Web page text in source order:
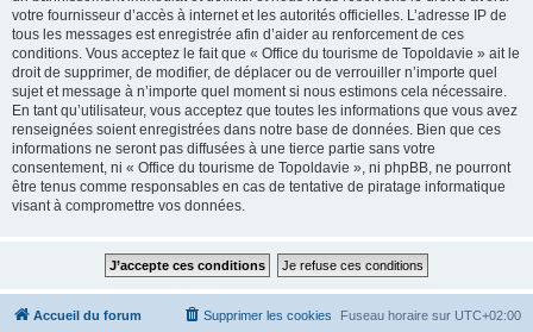
votre fournisseur d’accès à internet et les autorités officielles. L’adresse IP de
tous les messages est enregistrée afin d’aider au renforcement de ces
conditions. Vous acceptez le fait que « Office du tourisme de Topoldavie » ait le
droit de supprimer, de modifier, de déplacer ou de verrouiller n’importe quel
sujet et message à n’importe quel moment si nous estimons cela nécessaire.
En tant qu’utilisateur, vous acceptez que toutes les informations que vous avez
renseignées soient enregistrées dans notre base de données. Bien que ces
informations ne seront pas diffusées à une tierce partie sans votre
consentement, ni « Office du tourisme de Topoldavie », ni phpBB, ne pourront
être tenus comme responsables en cas de tentative de piratage informatique
visant à compromettre vos données.
Accueil du forum Fuseau horaire sur UTC+02:00
Supprimer les cookies